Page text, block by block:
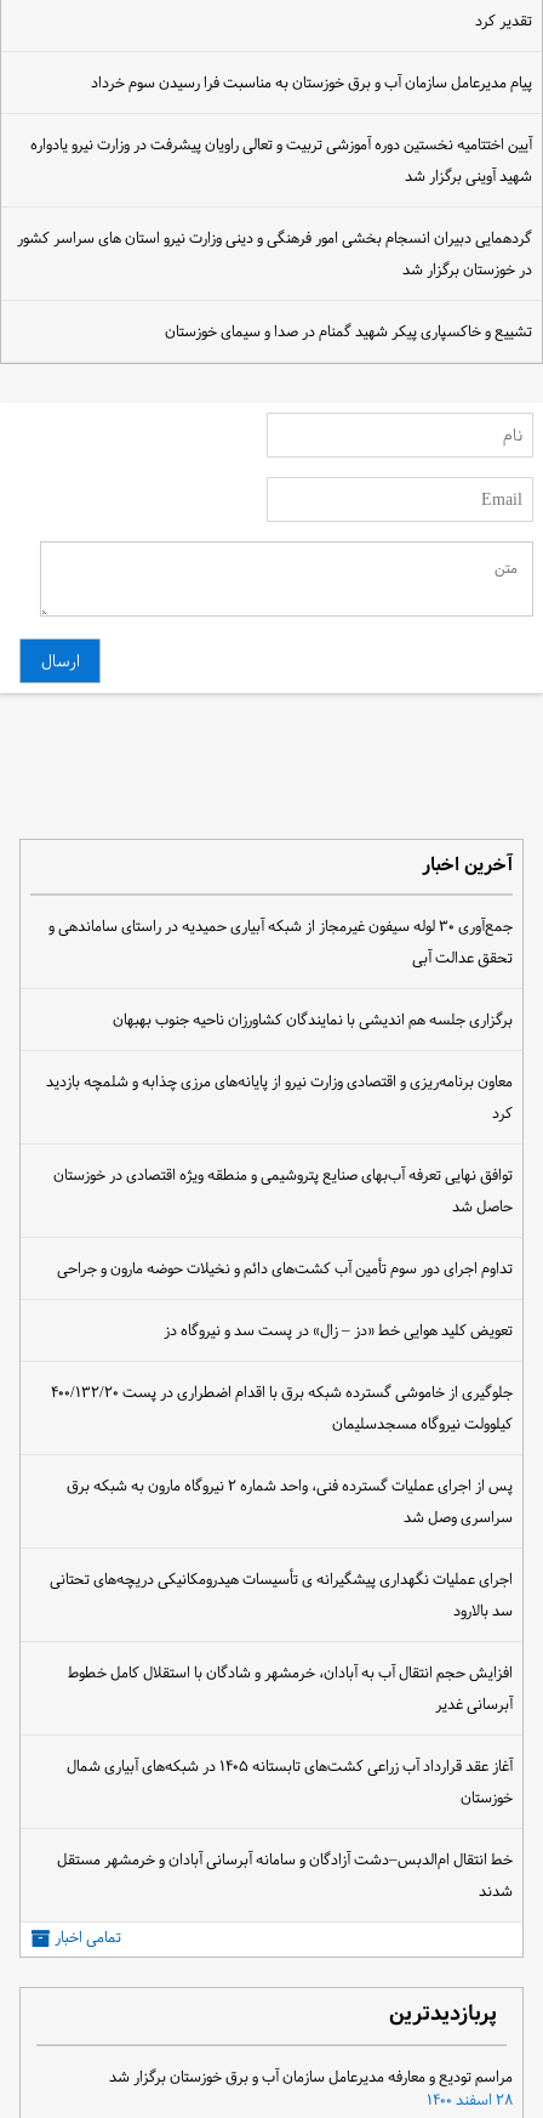
تقدیر کرد
پیام مدیرعامل سازمان آب و برق خوزستان به مناسبت فرا رسیدن سوم خرداد
آیین اختتامیه نخستین دوره آموزشی تربیت و تعالی راویان پیشرفت در وزارت نیرو یادواره
شهید آوینی برگزار شد
گردهمایی دبیران انسجام بخشی امور فرهنگی و دینی وزارت نیرو استان های سراسر کشور
در خوزستان برگزار شد
تشییع و خاکسپاری پیکر شهید گمنام در صدا و سیمای خوزستان
آخرین اخبار
جمع‌آوری ۳۰ لوله سیفون غیرمجاز از شبکه آبیاری حمیدیه در راستای ساماندهی و
تحقق عدالت آبی
برگزاری جلسه هم اندیشی با نمایندگان کشاورزان ناحیه جنوب بهبهان
معاون برنامه‌ریزی و اقتصادی وزارت نیرو از پایانه‌های مرزی چذابه و شلمچه بازدید
کرد
توافق نهایی تعرفه آب‌بهای صنایع پتروشیمی و منطقه ویژه اقتصادی در خوزستان
حاصل شد
تداوم اجرای دور سوم تأمین آب کشت‌های دائم و نخیلات حوضه مارون و جراحی
تعویض کلید هوایی خط «دز – زال» در پست سد و نیروگاه دز
جلوگیری از خاموشی گسترده شبکه برق با اقدام اضطراری در پست ۴۰۰/۱۳۲/۲۰
کیلوولت نیروگاه مسجدسلیمان
پس از اجرای عملیات گسترده فنی، واحد شماره ۲ نیروگاه مارون به شبکه برق
سراسری وصل شد
اجرای عملیات نگهداری پیشگیرانه ی تأسیسات هیدرومکانیکی دریچه‌های تحتانی
سد بالارود
افزایش حجم انتقال آب به آبادان، خرمشهر و شادگان با استقلال کامل خطوط
آبرسانی غدیر
آغاز عقد قرارداد آب زراعی کشت‌های تابستانه ۱۴۰۵ در شبکه‌های آبیاری شمال
خوزستان
خط انتقال ام‌الدبس–دشت آزادگان و سامانه آبرسانی آبادان و خرمشهر مستقل
شدند
تمامی اخبار
پربازدیدترین
مراسم تودیع و معارفه مدیرعامل سازمان آب و برق خوزستان برگزار شد
۲۸ اسفند ۱۴۰۰